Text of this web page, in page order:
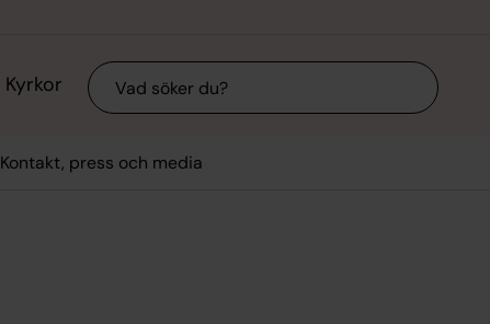
Kyrkor Sök
Kontakt, press och media